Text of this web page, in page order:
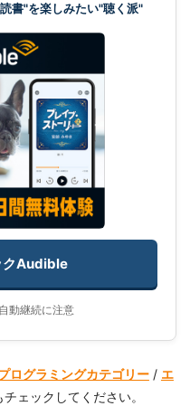
書"を楽しみたい"聴く派"
クAudible
動継続に注意
ログラミングカテゴリー/ エ
ェックしてください。